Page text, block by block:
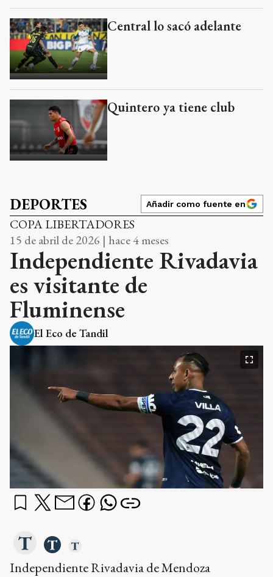
Central lo sacó adelante
Quintero ya tiene club
DEPORTES Añadir como fuente en
COPA LIBERTADORES
15 de abril de 2026 | hace 4 meses
Independiente Rivadavia
es visitante de
Fluminense
El Eco de Tandil
Independiente Rivadavia de Mendoza